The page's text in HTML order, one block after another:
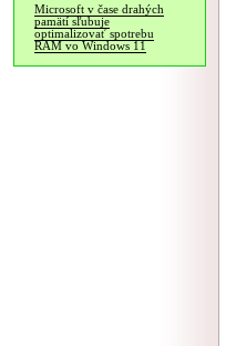
Microsoft v čase drahých
pamätí sľubuje
optimalizovať spotrebu
RAM vo Windows 11